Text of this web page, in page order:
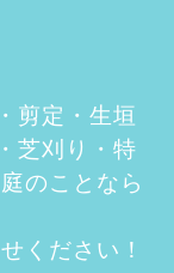
剪定・生垣
芝刈り・特
のことなら
ください！